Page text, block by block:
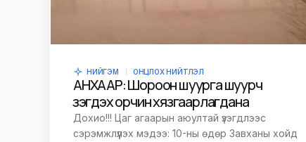
НИЙГЭМ ОНЦЛОХ НИЙТЛЭЛ
АНХААР: Шороон шуурга шуурч
үзэгдэх орчин хязгаарлагдана
Дохио!!! Цаг агаарын аюултай үзэгдлээс
сэрэмжлүүлэх мэдээ: 10-ны өдөр Завханы хойд